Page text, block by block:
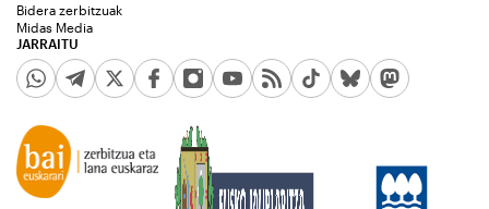
JARRAITU
Bidera zerbitzuak
Midas Media